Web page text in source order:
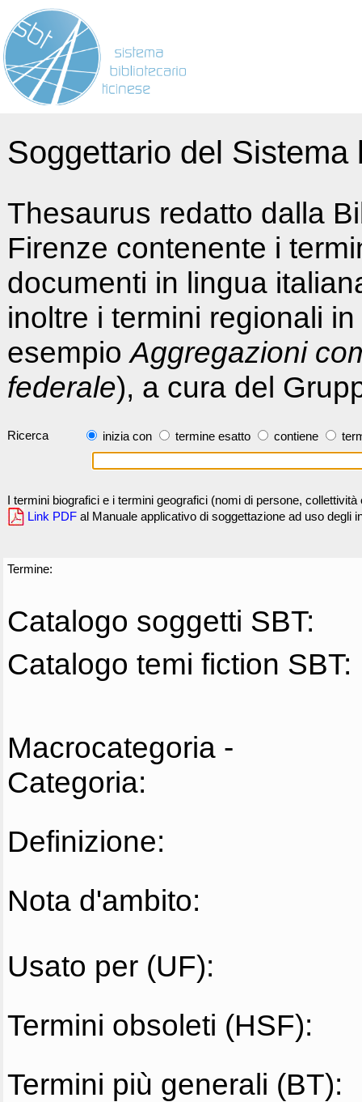
Soggettario del
Thesaurus redatto dalla
Firenze contenente i
documenti in lingua
inoltre i termini regionali
esempioAggregazioni
federale), a cura del
Ricerca inizia con termine esatto contiene
I termini biografici e i termini geografici (nomi di persone,
Link PDF al Manuale applicativo di soggettazione ad uso degli
Termine:
Catalogo soggetti SBT:
Catalogo temi fiction SBT:
Macrocategoria -
Categoria:
Definizione:
Nota d'ambito:
Usato per (UF):
Termini obsoleti (HSF):
Termini più generali (BT):